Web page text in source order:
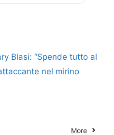
Blasi: “Spende tutto al
nel mirino
More